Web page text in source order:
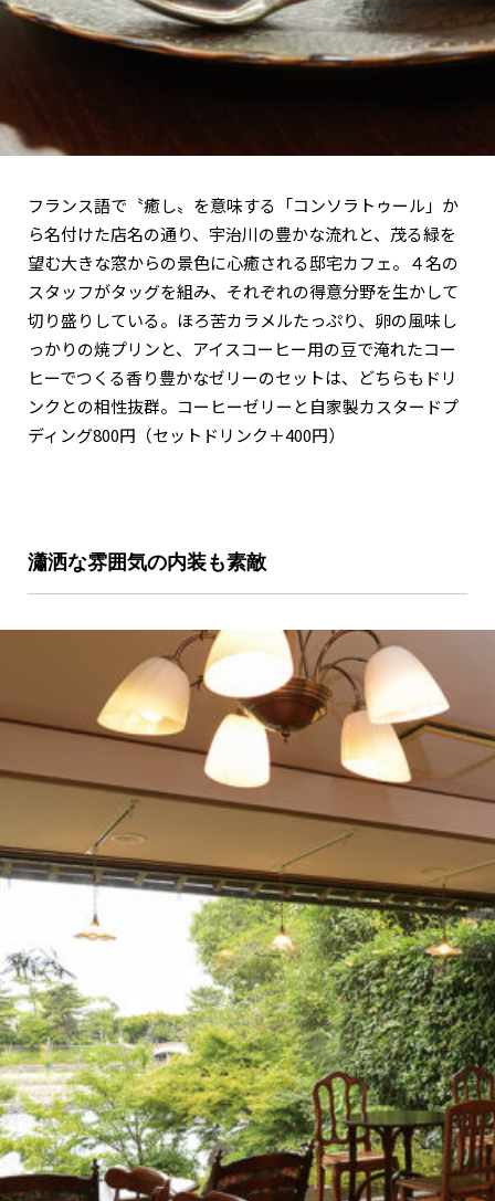
おすすめの本
フランス語で〝癒し〟を意味する「コンソラトゥール」か
ら名付けた店名の通り、宇治川の豊かな流れと、茂る緑を
望む大きな窓からの景色に心癒される邸宅カフェ。４名の
スタッフがタッグを組み、それぞれの得意分野を生かして
切り盛りしている。ほろ苦カラメルたっぷり、卵の風味し
っかりの焼プリンと、アイスコーヒー用の豆で淹れたコー
ヒーでつくる香り豊かなゼリーのセットは、どちらもドリ
ンクとの相性抜群。コーヒーゼリーと自家製カスタードプ
ディング800円（セットドリンク＋400円）
瀟洒な雰囲気の内装も素敵